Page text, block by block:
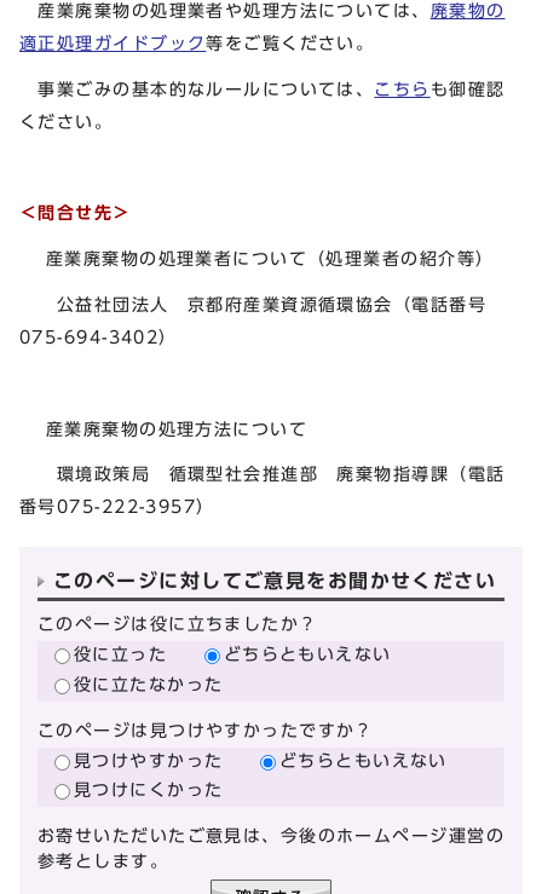
産業廃棄物の処理業者や処理方法については、 廃棄物の
適正処理ガイドブック等をご覧ください。
事業ごみの基本的なルールについては、 こちら も御確認
ください。
＜問合せ先＞
産業廃棄物の処理業者について（処理業者の紹介等）
公益社団法人 京都府産業資源循環協会（電話番号
075-694-3402）
産業廃棄物の処理方法について
環境政策局 循環型社会推進部 廃棄物指導課（電話
番号075-222-3957）
このページに対してご意見をお聞かせください
このページは役に立ちましたか？
役に立った
どちらともいえない
役に立たなかった
このページは見つけやすかったですか？
見つけやすかった
どちらともいえない
見つけにくかった
お寄せいただいたご意見は、今後のホームページ運営の
参考とします。